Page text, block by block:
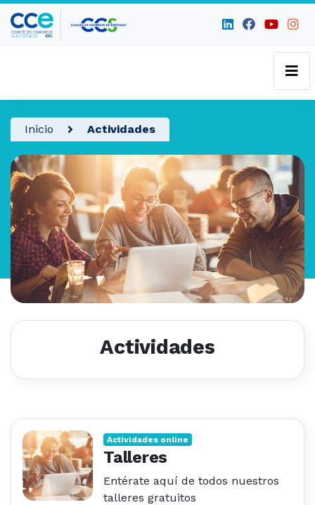
Inicio Actividades
Actividades
Actividades online
Talleres
Entérate aquí de todos nuestros
talleres gratuitos